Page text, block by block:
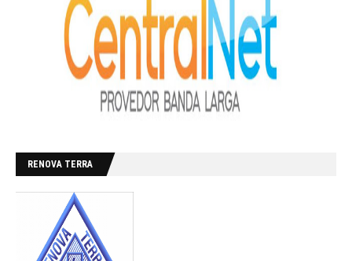
RENOVA TERRA